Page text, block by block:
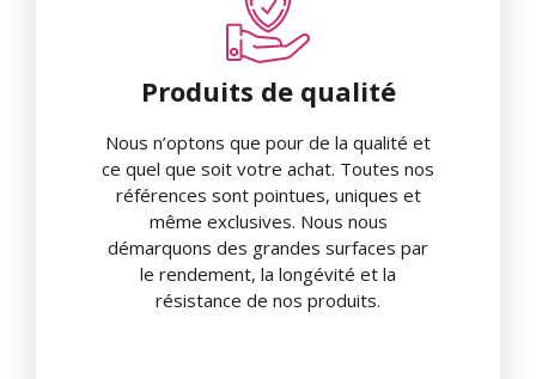
Produits de qualité
Nous n’optons que pour de la qualité et
ce quel que soit votre achat. Toutes nos
références sont pointues, uniques et
même exclusives. Nous nous
démarquons des grandes surfaces par
le rendement, la longévité et la
résistance de nos produits.